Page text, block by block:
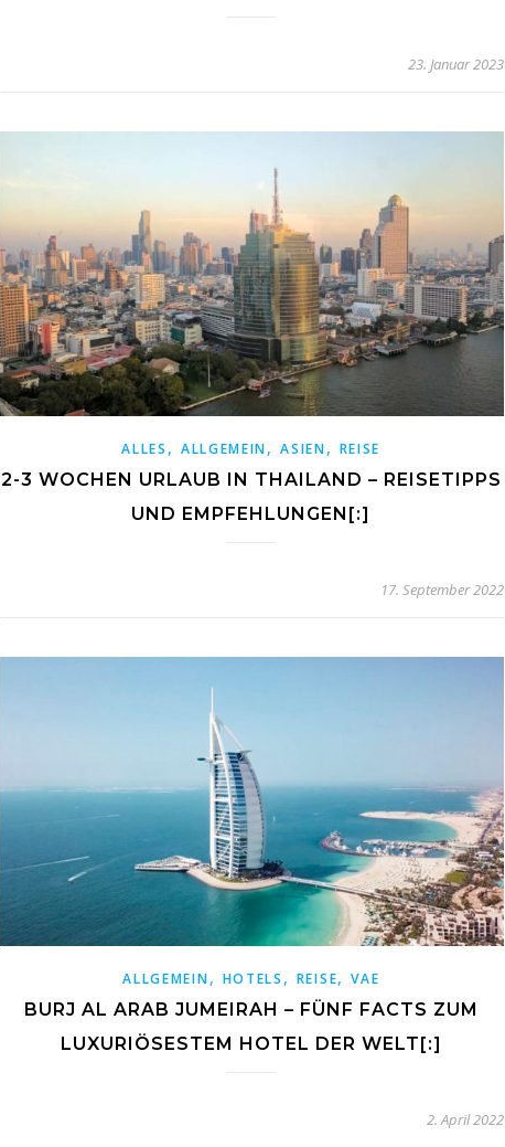
23. Januar 2023
ALLES , ALLGEMEIN,ASIEN, REISE
2-3 WOCHEN URLAUB IN THAILAND – REISETIPPS
UND EMPFEHLUNGEN[:]
17. September 2022
ALLGEMEIN, HOTELS , REISE,VAE
BURJ AL ARAB JUMEIRAH – FÜNF FACTS ZUM
LUXURIÖSESTEM HOTEL DER WELT[:]
2. April 2022